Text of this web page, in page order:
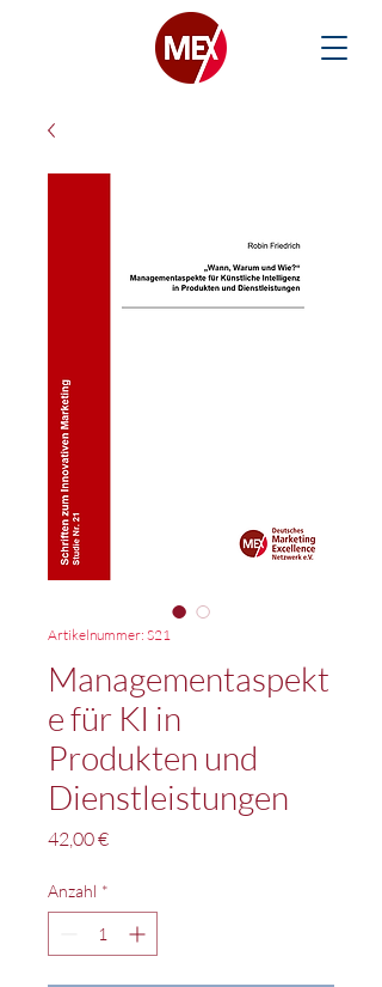
Artikelnummer: S21
Managementaspekt
e für KI in
Produkten und
Dienstleistungen
42,00 €Preis
Anzahl *